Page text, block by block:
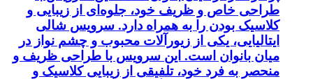
طراحی خاص و ظریف خود، جلوه‌ای از زیبایی و
کلاسیک بودن را به همراه دارد. سرویس شالی
ایتالیایی، یکی از زیورآلات محبوب و چشم نواز در
میان بانوان است. این سرویس با طراحی ظریف و
منحصر به فرد خود، تلفیقی از زیبایی کلاسیک و